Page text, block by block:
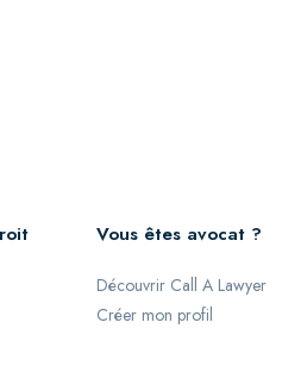
Vous êtes avocat ?
Découvrir Call A Lawyer
Créer mon profil